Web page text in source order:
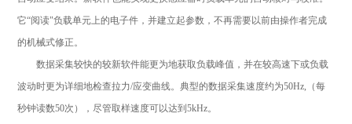
它“阅读"负载单元上的电子件，并建立起参数，不再需要以前由操作者完成
的机械式修正。
数据采集较快的较新软件能更为地获取负载峰值，并在较高速下或负载
波动时更为详细地检查拉力/应变曲线。典型的数据采集速度约为50Hz,（每
秒钟读数50次），尽管取样速度可以达到5kHz。